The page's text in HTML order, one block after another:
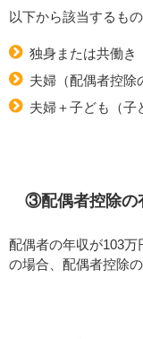
以下から該当するも
独身または共働き
夫婦（配偶者控除
夫婦＋子ども（子
③配偶者控除の
配偶者の年収が103万
の場合、配偶者控除